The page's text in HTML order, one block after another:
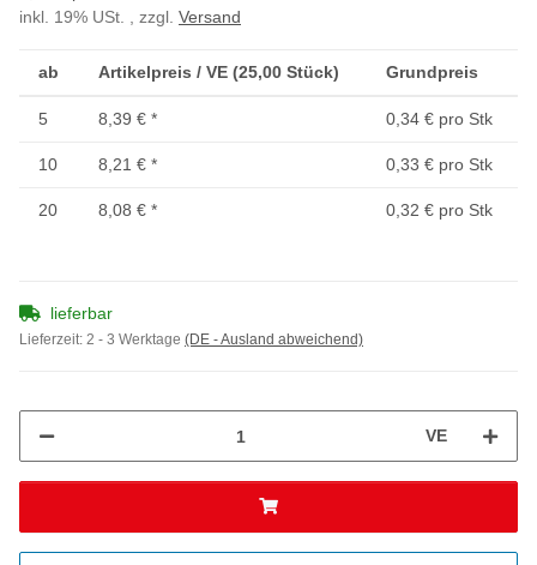
inkl. 19% USt. , zzgl. Versand
ab Artikelpreis / VE (25,00 Stück) Grundpreis
5 8,39 € * 0,34 € pro Stk
10 8,21 € * 0,33 € pro Stk
20 8,08 € * 0,32 € pro Stk
lieferbar
Lieferzeit: 2 - 3 Werktage (DE - Ausland abweichend)
VE